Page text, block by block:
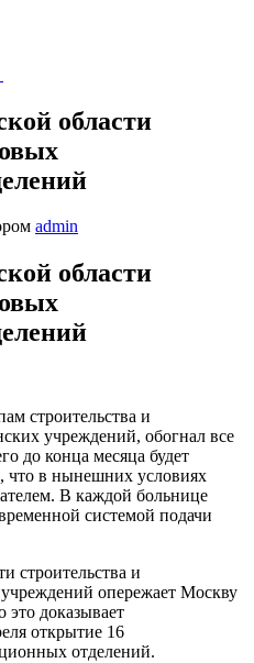
области
admin
области
строительства и
учреждений, обогнал все
до конца месяца будет
что в нынешних условиях
В каждой больнице
системой подачи
строительства и
опережает Москву
это доказывает
открытие 16
отделений.